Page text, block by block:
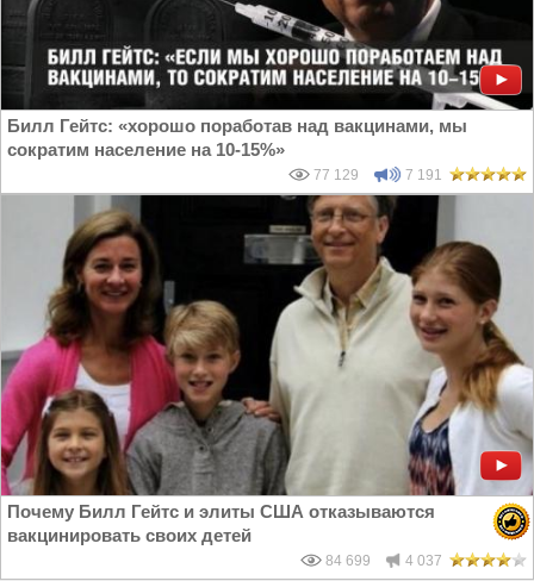
Билл Гейтс: «хорошо поработав над вакцинами, мы
сократим население на 10-15%»
77 129 7 191
Почему Билл Гейтс и элиты США отказываются
вакцинировать своих детей
84 699 4 037